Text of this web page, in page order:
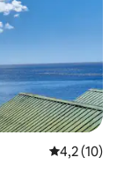
Średnia
4,2 (10)